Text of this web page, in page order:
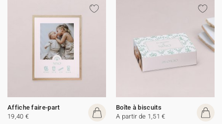
Affiche faire-part
19,40 €
Boîte à biscuits
A partir de 1,51 €